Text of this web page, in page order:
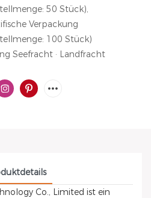
50 Stück),
Verpackung
100 Stück)
Seefracht · Landfracht
Co., Limited ist ein